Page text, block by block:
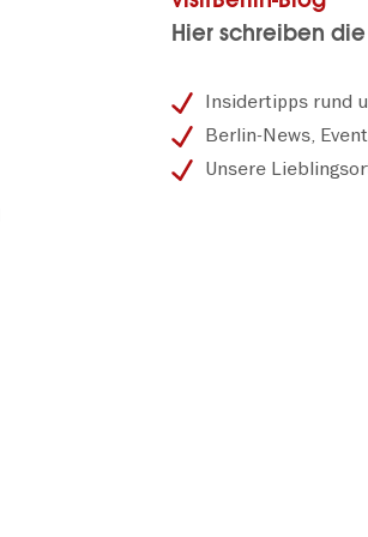
Hier schreiben
Insidertipps rund
Berlin-News,
Unsere